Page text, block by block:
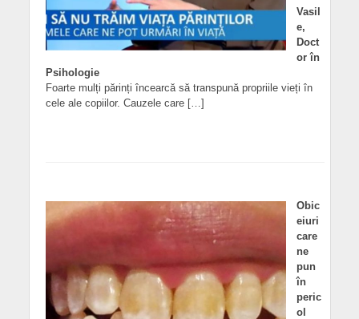
Vasil
e,
Doct
or în
Psihologie
Foarte mulți părinți încearcă să transpună propriile vieți în
cele ale copiilor. Cauzele care […]
Obic
eiuri
care
ne
pun
în
peric
ol